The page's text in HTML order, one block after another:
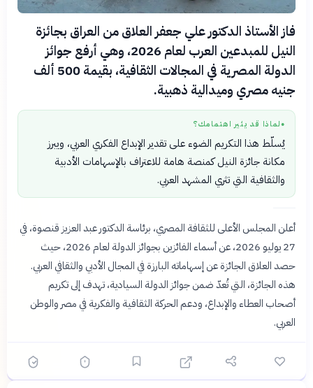
فاز الأستاذ الدكتور علي جعفر العلاق من العراق بجائزة
النيل للمبدعين العرب لعام 2026، وهي أرفع جوائز
الدولة المصرية في المجالات الثقافية، بقيمة 500 ألف
جنيه مصري وميدالية ذهبية.
● لماذا قد يثير اهتمامك؟
يُسلّط هذا التكريم الضوء على تقدير الإبداع الفكري العربي، ويبرز
مكانة جائزة النيل كمنصة هامة للاعتراف بالإسهامات الأدبية
والثقافية التي تثري المشهد العربي.
أعلن المجلس الأعلى للثقافة المصري، برئاسة الدكتور عبد العزيز قنصوة، في
27 يوليو 2026، عن أسماء الفائزين بجوائز الدولة لعام 2026، حيث
حصد العلاق الجائزة عن إسهاماته البارزة في المجال الأدبي والثقافي العربي.
هذه الجائزة، التي تُعدّ ضمن جوائز الدولة السيادية، تهدف إلى تكريم
أصحاب العطاء والإبداع، ودعم الحركة الثقافية والفكرية في مصر والوطن
العربي.